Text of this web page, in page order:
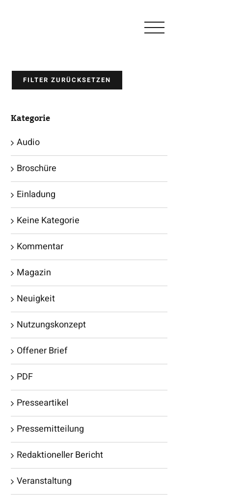
FILTER ZURÜCKSETZEN
Kategorie
Audio
Broschüre
Einladung
Keine Kategorie
Kommentar
Magazin
Neuigkeit
Nutzungskonzept
Offener Brief
PDF
Presseartikel
Pressemitteilung
Redaktioneller Bericht
Veranstaltung